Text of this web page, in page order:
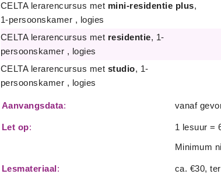
CELTA lerarencursus met mini-residentie plus,
1-persoonskamer , logies
CELTA lerarencursus met residentie, 1-
persoonskamer , logies
CELTA lerarencursus met studio, 1-
persoonskamer , logies
Aanvangsdata: vanaf
Let op:
1 lesuur =
Minimum
Lesmateriaal: ca. €30,